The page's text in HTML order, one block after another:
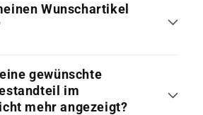
Wunschartikel
gewünschte
im
mehr angezeigt?